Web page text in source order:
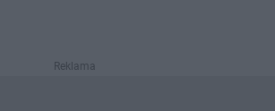
Reklama